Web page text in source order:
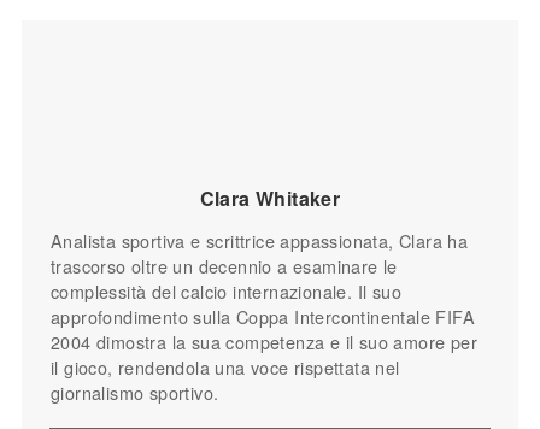
Clara Whitaker
Analista sportiva e scrittrice appassionata, Clara ha
trascorso oltre un decennio a esaminare le
complessità del calcio internazionale. Il suo
approfondimento sulla Coppa Intercontinentale FIFA
2004 dimostra la sua competenza e il suo amore per
il gioco, rendendola una voce rispettata nel
giornalismo sportivo.